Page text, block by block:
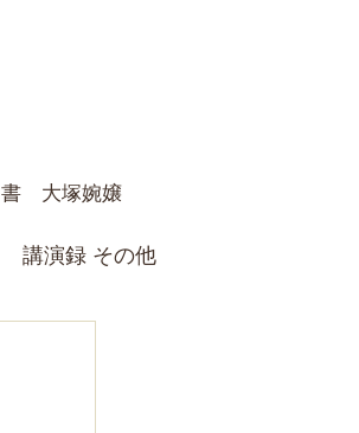
書 大塚婉嬢
講演録 その他